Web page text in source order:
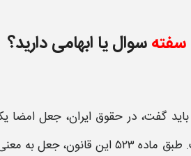
سفتهسوال یا ابهامی دارید؟
باید گفت، در حقوق ایران،جعل امضا
این قانون،
جعلبه